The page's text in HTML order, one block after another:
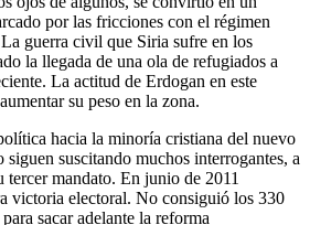
por las fricciones con el régimen
guerra civil que Siria sufre en los
la llegada de una ola de refugiados a
La actitud de Erdogan en este
su peso en la zona.
hacia la minoría cristiana del nuevo
suscitando muchos interrogantes, a
tercer mandato. En junio de 2011
victoria electoral. No consiguió los 330
sacar adelante la reforma